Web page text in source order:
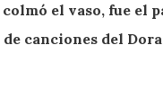
el vaso, fue el
canciones del